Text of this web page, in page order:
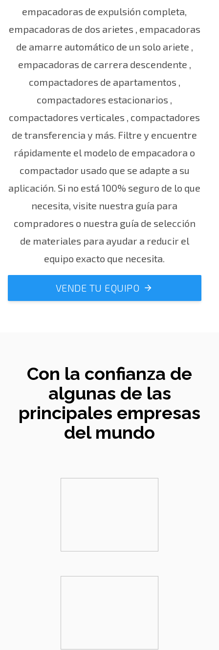
empacadoras de expulsión completa,
empacadoras de dos arietes , empacadoras
de amarre automático de un solo ariete ,
empacadoras de carrera descendente ,
compactadores de apartamentos ,
compactadores estacionarios ,
compactadores verticales , compactadores
de transferencia y más. Filtre y encuentre
rápidamente el modelo de empacadora o
compactador usado que se adapte a su
aplicación. Si no está 100% seguro de lo que
necesita, visite nuestra guía para
compradores o nuestra guía de selección
de materiales para ayudar a reducir el
equipo exacto que necesita.
VENDE TU EQUIPO
Con la confianza de
algunas de las
principales empresas
del mundo